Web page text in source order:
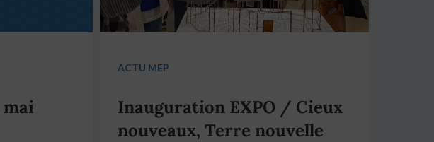
ACTU MEP
Inauguration EXPO / Cieux
nouveaux, Terre nouvelle